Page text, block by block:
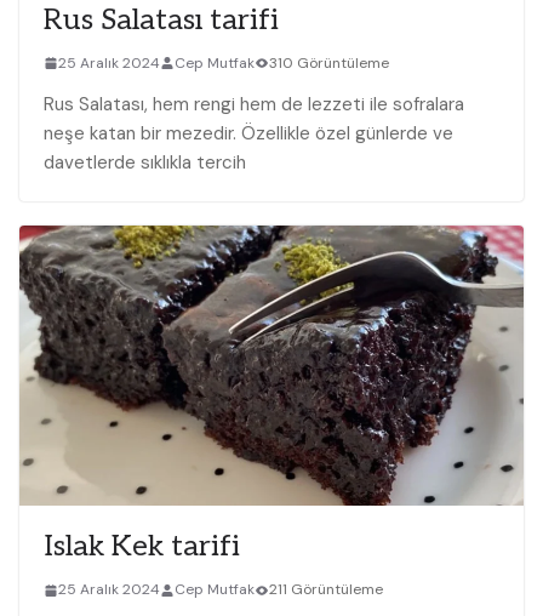
Rus Salatası tarifi
25 Aralık 2024 Cep Mutfak 310 Görüntüleme
Rus Salatası, hem rengi hem de lezzeti ile sofralara
neşe katan bir mezedir. Özellikle özel günlerde ve
davetlerde sıklıkla tercih
Islak Kek tarifi
25 Aralık 2024 Cep Mutfak 211 Görüntüleme